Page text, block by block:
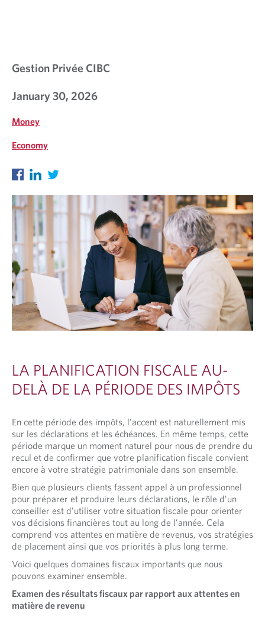
Gestion Privée CIBC
January 30, 2026
Money
Economy
LA PLANIFICATION FISCALE AU-
DELÀ DE LA PÉRIODE DES IMPÔTS
En cette période des impôts, l’accent est naturellement mis
sur les déclarations et les échéances. En même temps, cette
période marque un moment naturel pour nous de prendre du
recul et de confirmer que votre planification fiscale convient
encore à votre stratégie patrimoniale dans son ensemble.
Bien que plusieurs clients fassent appel à un professionnel
pour préparer et produire leurs déclarations, le rôle d’un
conseiller est d’utiliser votre situation fiscale pour orienter
vos décisions financières tout au long de l’année. Cela
comprend vos attentes en matière de revenus, vos stratégies
de placement ainsi que vos priorités à plus long terme.
Voici quelques domaines fiscaux importants que nous
pouvons examiner ensemble.
Examen des résultats fiscaux par rapport aux attentes en
matière de revenu